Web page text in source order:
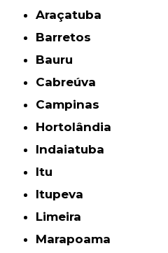
Araçatuba
Barretos
Bauru
Cabreúva
Campinas
Hortolândia
Indaiatuba
Itu
Itupeva
Limeira
Marapoama